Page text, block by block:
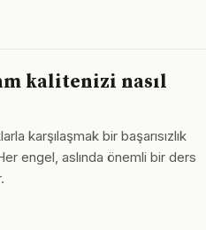
kalitenizi nasıl
karşılaşmak bir başarısızlık
engel, aslında önemli bir ders